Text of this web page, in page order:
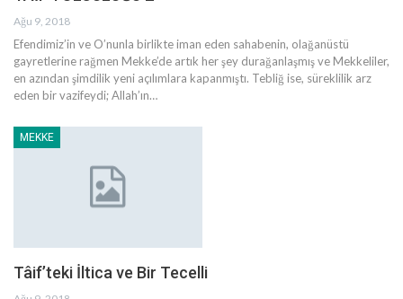
Ağu 9, 2018
Efendimiz’in ve O’nunla birlikte iman eden sahabenin, olağanüstü
gayretlerine rağmen Mekke’de artık her şey durağanlaşmış ve Mekkeliler,
en azından şimdilik yeni açılımlara kapanmıştı. Tebliğ ise, süreklilik arz
eden bir vazifeydi; Allah’ın…
MEKKE
Tâif’teki İltica ve Bir Tecelli